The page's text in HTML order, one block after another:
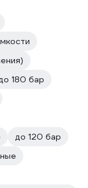
180 бар
до 120 бар